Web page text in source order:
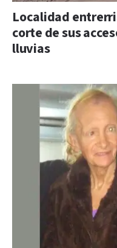
Localidad
corte de sus
lluvias